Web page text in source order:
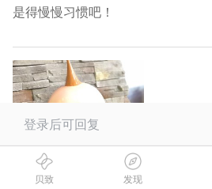
是得慢慢习惯吧！
登录后可回复
贝致 发现